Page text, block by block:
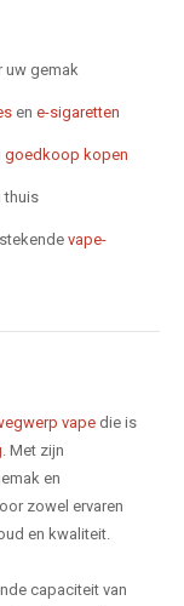
uw gemak
en e-sigaretten
goedkoop kopen
thuis
vape-
vape die is
. Met zijn
en
zowel ervaren
en kwaliteit.
capaciteit van